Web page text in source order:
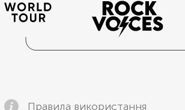
Правила використання